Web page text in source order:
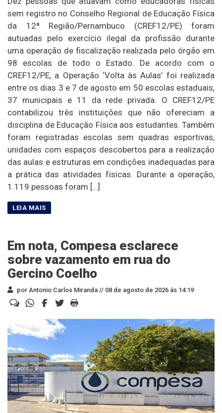
sem registro no Conselho Regional de Educação Física
da 12ª Região/Pernambuco (CREF12/PE) foram
autuadas pelo exercício ilegal da profissão durante
uma operação de fiscalização realizada pelo órgão em
98 escolas de todo o Estado. De acordo com o
CREF12/PE, a Operação ‘Volta às Aulas’ foi realizada
entre os dias 3 e 7 de agosto em 50 escolas estaduais,
37 municipais e 11 da rede privada. O CREF12/PE
contabilizou três instituições que não ofereciam a
disciplina de Educação Física aos estudantes. Também
foram registradas escolas sem quadras esportivas,
unidades com espaços descobertos para a realização
das aulas e estruturas em condições inadequadas para
a prática das atividades físicas. Durante a operação,
1.119 pessoas foram […]
Em nota, Compesa esclarece
sobre vazamento em rua do
Gercino Coelho
por Antonio Carlos Miranda // 08 de agosto de 2026 às 14:19